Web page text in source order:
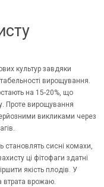
культур завдяки
вирощування.
на 15-20%, що
Проте вирощування
викликами через
становлять сисні комахи,
ці фітофаги здатні
якість плодів. У
врожаю.